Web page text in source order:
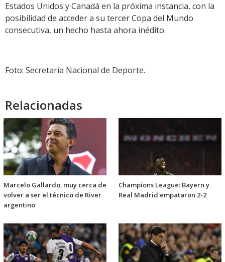
Estados Unidos y Canadá en la próxima instancia, con la
posibilidad de acceder a su tercer Copa del Mundo
consecutiva, un hecho hasta ahora inédito.
Foto: Secretaría Nacional de Deporte.
Relacionadas
Marcelo Gallardo, muy cerca de
volver a ser el técnico de River
argentino
Champions League: Bayern y
Real Madrid empataron 2-2